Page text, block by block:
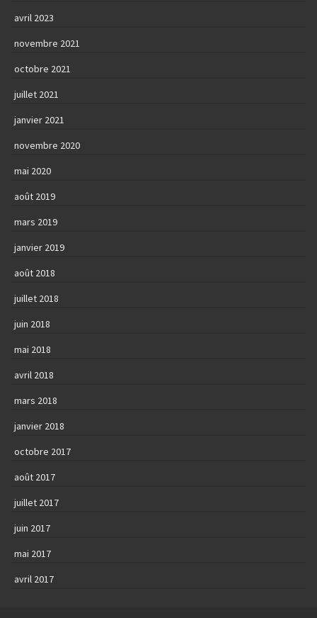
avril 2023
novembre 2021
octobre 2021
juillet 2021
janvier 2021
novembre 2020
mai 2020
août 2019
mars 2019
janvier 2019
août 2018
juillet 2018
juin 2018
mai 2018
avril 2018
mars 2018
janvier 2018
octobre 2017
août 2017
juillet 2017
juin 2017
mai 2017
avril 2017